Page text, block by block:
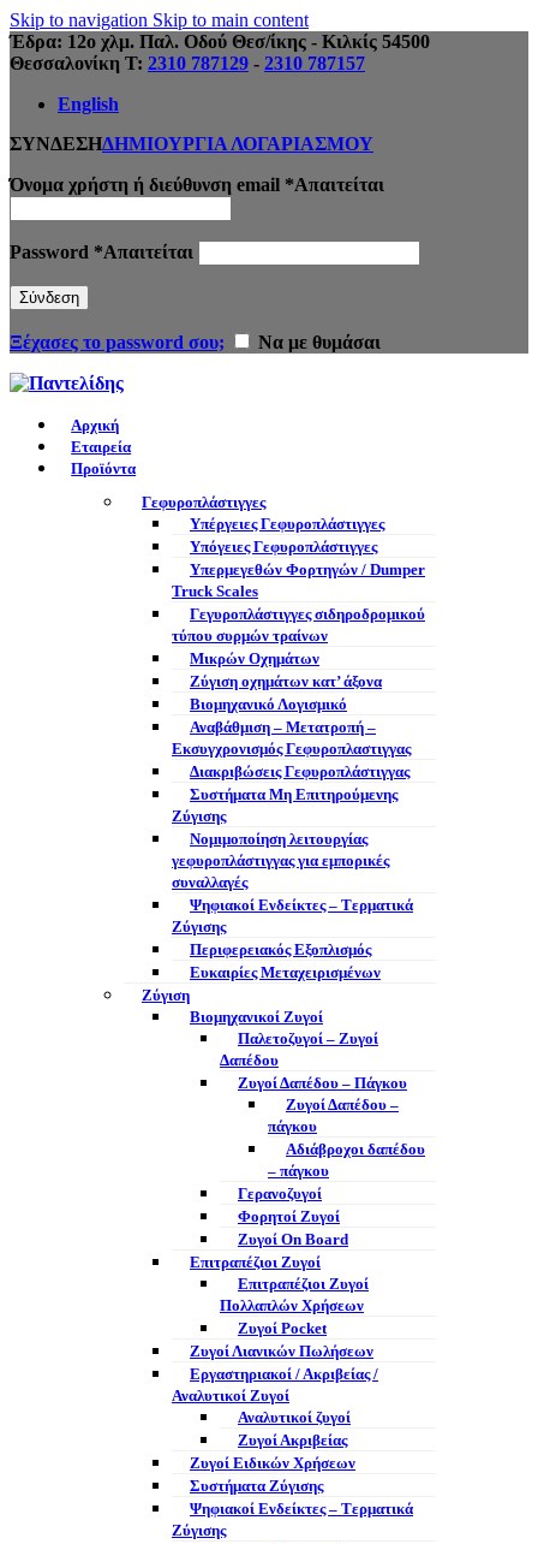
Skip to navigation Skip to main content
Έδρα: 12ο χλμ. Παλ. Οδού Θεσ/ίκης - Κιλκίς 54500
Θεσσαλονίκη Τ: 2310 787129 - 2310 787157
English
ΣΥΝΔΕΣΗΔΗΜΙΟΥΡΓΙΑ ΛΟΓΑΡΙΑΣΜΟΥ
Όνομα χρήστη ή διεύθυνση email *Απαιτείται
Password *Απαιτείται
Σύνδεση
Ξέχασες το password σου; Να με θυμάσαι
Αρχική
Εταιρεία
Προϊόντα
Γεφυροπλάστιγγες
Υπέργειες Γεφυροπλάστιγγες
Υπόγειες Γεφυροπλάστιγγες
Υπερμεγεθών Φορτηγών / Dumper
Truck Scales
Γεγυροπλάστιγγες σιδηροδρομικού
τύπου συρμών τραίνων
Μικρών Οχημάτων
Ζύγιση οχημάτων κατ’ άξονα
Βιομηχανικό Λογισμικό
Αναβάθμιση – Μετατροπή –
Εκσυγχρονισμός Γεφυροπλαστιγγας
Διακριβώσεις Γεφυροπλάστιγγας
Συστήματα Μη Επιτηρούμενης
Ζύγισης
Νομιμοποίηση λειτουργίας
γεφυροπλάστιγγας για εμπορικές
συναλλαγές
Ψηφιακοί Ενδείκτες – Tερματικά
Ζύγισης
Περιφερειακός Εξοπλισμός
Ευκαιρίες Μεταχειρισμένων
Ζύγιση
Βιομηχανικοί Ζυγοί
Παλετοζυγοί – Ζυγοί
Δαπέδου
Ζυγοί Δαπέδου – Πάγκου
Ζυγοί Δαπέδου –
πάγκου
Αδιάβροχοι δαπέδου
– πάγκου
Γερανοζυγοί
Φορητοί Ζυγοί
Ζυγοί On Board
Επιτραπέζιοι Ζυγοί
Επιτραπέζιοι Ζυγοί
Πολλαπλών Χρήσεων
Ζυγοί Pocket
Ζυγοί Λιανικών Πωλήσεων
Εργαστηριακοί / Ακριβείας /
Αναλυτικοί Ζυγοί
Αναλυτικοί ζυγοί
Ζυγοί Ακριβείας
Ζυγοί Ειδικών Χρήσεων
Συστήματα Ζύγισης
Ψηφιακοί Ενδείκτες – Tερματικά
Ζύγισης